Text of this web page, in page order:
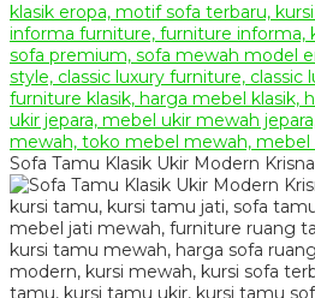
Sofa Tamu Klasik Ukir Modern Krisna